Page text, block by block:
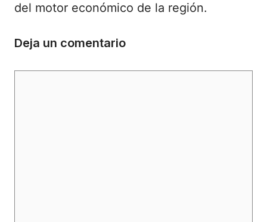
del motor económico de la región.
Deja un comentario